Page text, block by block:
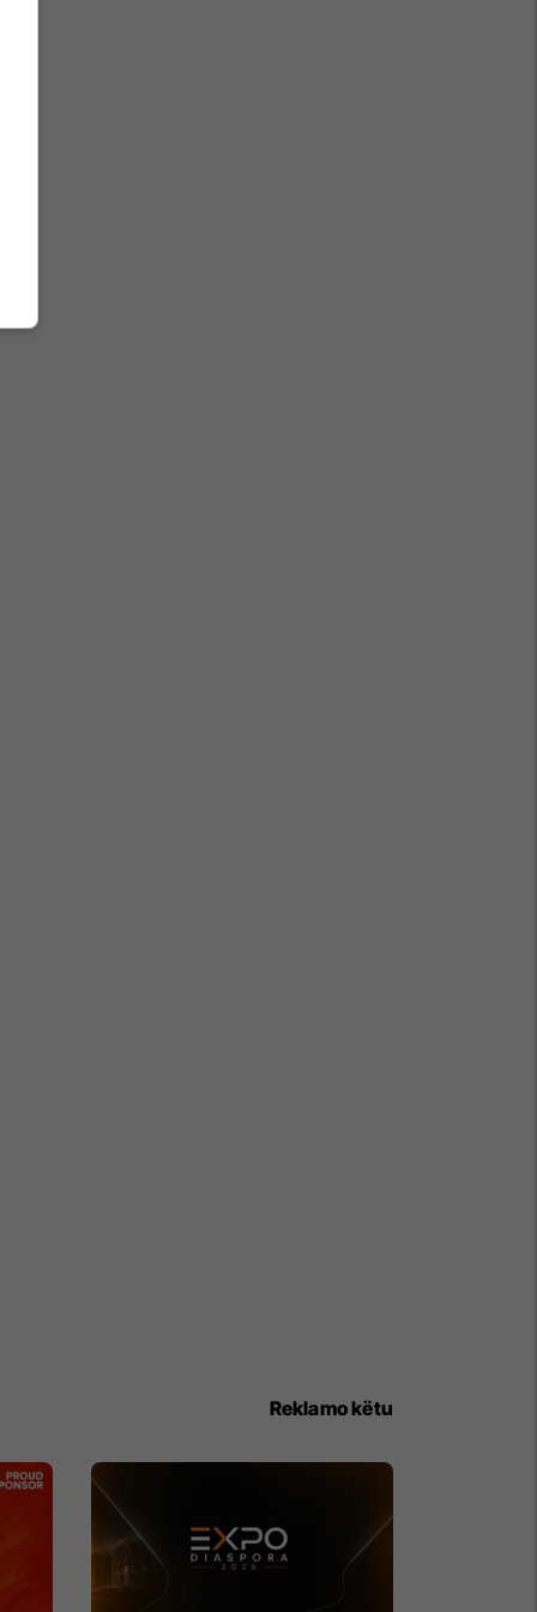
Reklamo këtu